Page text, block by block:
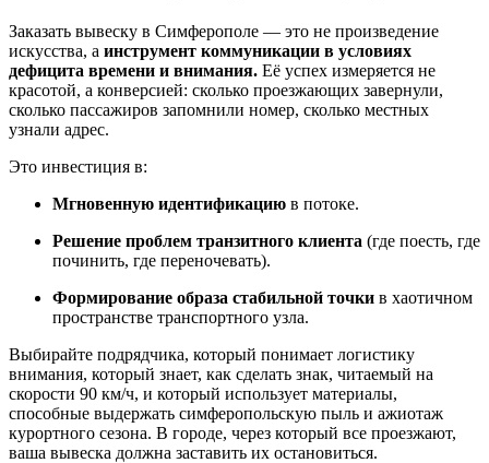
Заказать вывеску в Симферополе — это не произведение
искусства, а инструмент коммуникации в условиях
дефицита времени и внимания. Её успех измеряется не
красотой, а конверсией: сколько проезжающих завернули,
сколько пассажиров запомнили номер, сколько местных
узнали адрес.
Это инвестиция в:
Мгновенную идентификацию в потоке.
Решение проблем транзитного клиента (где поесть, где
починить, где переночевать).
Формирование образа стабильной точки в хаотичном
пространстве транспортного узла.
Выбирайте подрядчика, который понимает логистику
внимания, который знает, как сделать знак, читаемый на
скорости 90 км/ч, и который использует материалы,
способные выдержать симферопольскую пыль и ажиотаж
курортного сезона. В городе, через который все проезжают,
ваша вывеска должна заставить их остановиться.